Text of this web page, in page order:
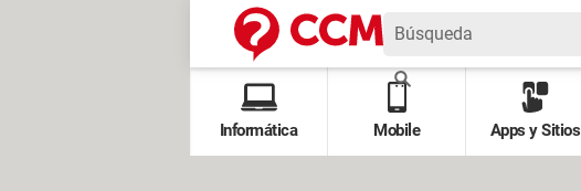
Informática Mobile Apps y Sitios